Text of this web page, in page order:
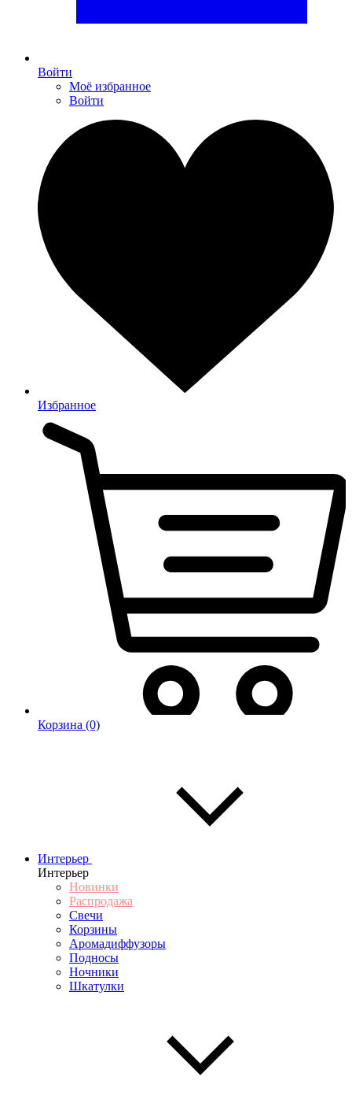
Войти
Моё избранное
Войти
Избранное
Корзина (0)
Интерьер
Интерьер
Новинки
Распродажа
Свечи
Корзины
Аромадиффузоры
Подносы
Ночники
Шкатулки